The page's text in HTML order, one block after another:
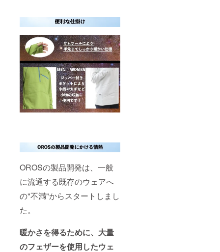
OROSの製品開発は、一般
に流通する既存のウェアへ
の"不満"からスタートしまし
た。
暖かさを得るために、大量
のフェザーを使用したウェ